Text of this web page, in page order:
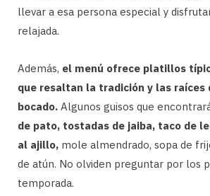
llevar a esa persona especial y
relajada.
Además, el menú ofrece platillos
que resaltan la tradición y las raíces
bocado. Algunos guisos que
de pato, tostadas de jaiba, taco de
al ajillo, mole almendrado, sopa de
de atún. No olviden preguntar por los
temporada.